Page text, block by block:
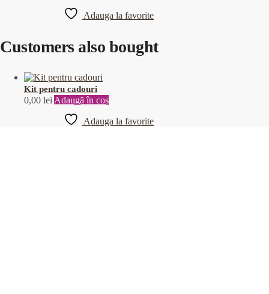
Adauga la favorite
Customers also bought
Kit pentru cadouri
0,00 lei Adaugă în coș
Adauga la favorite